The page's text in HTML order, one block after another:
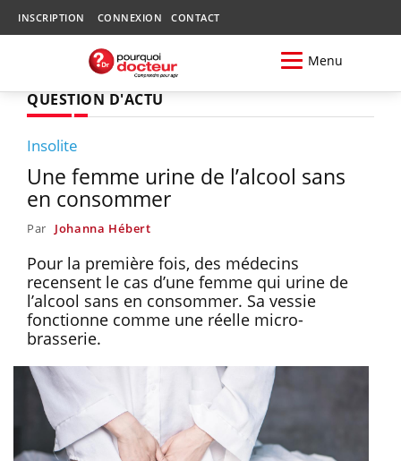
INSCRIPTION CONNEXION CONTACT
Menu
QUESTION D'ACTU
Insolite
Une femme urine de l’alcool sans
en consommer
Par Johanna Hébert
Pour la première fois, des médecins
recensent le cas d’une femme qui urine de
l’alcool sans en consommer. Sa vessie
fonctionne comme une réelle micro-
brasserie.